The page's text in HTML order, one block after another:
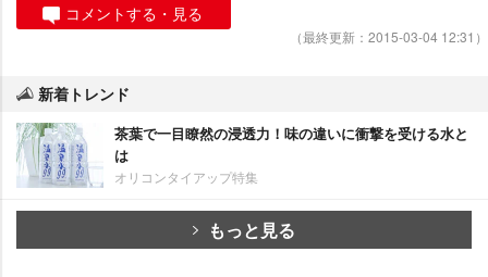
コメントする・見る
（最終更新：2015-03-04 12:31）
新着トレンド
茶葉で一目瞭然の浸透力！味の違いに衝撃を受ける水と
は
オリコンタイアップ特集
もっと見る